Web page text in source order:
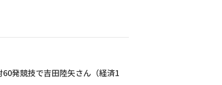
発競技で吉田陸矢さん（経済1